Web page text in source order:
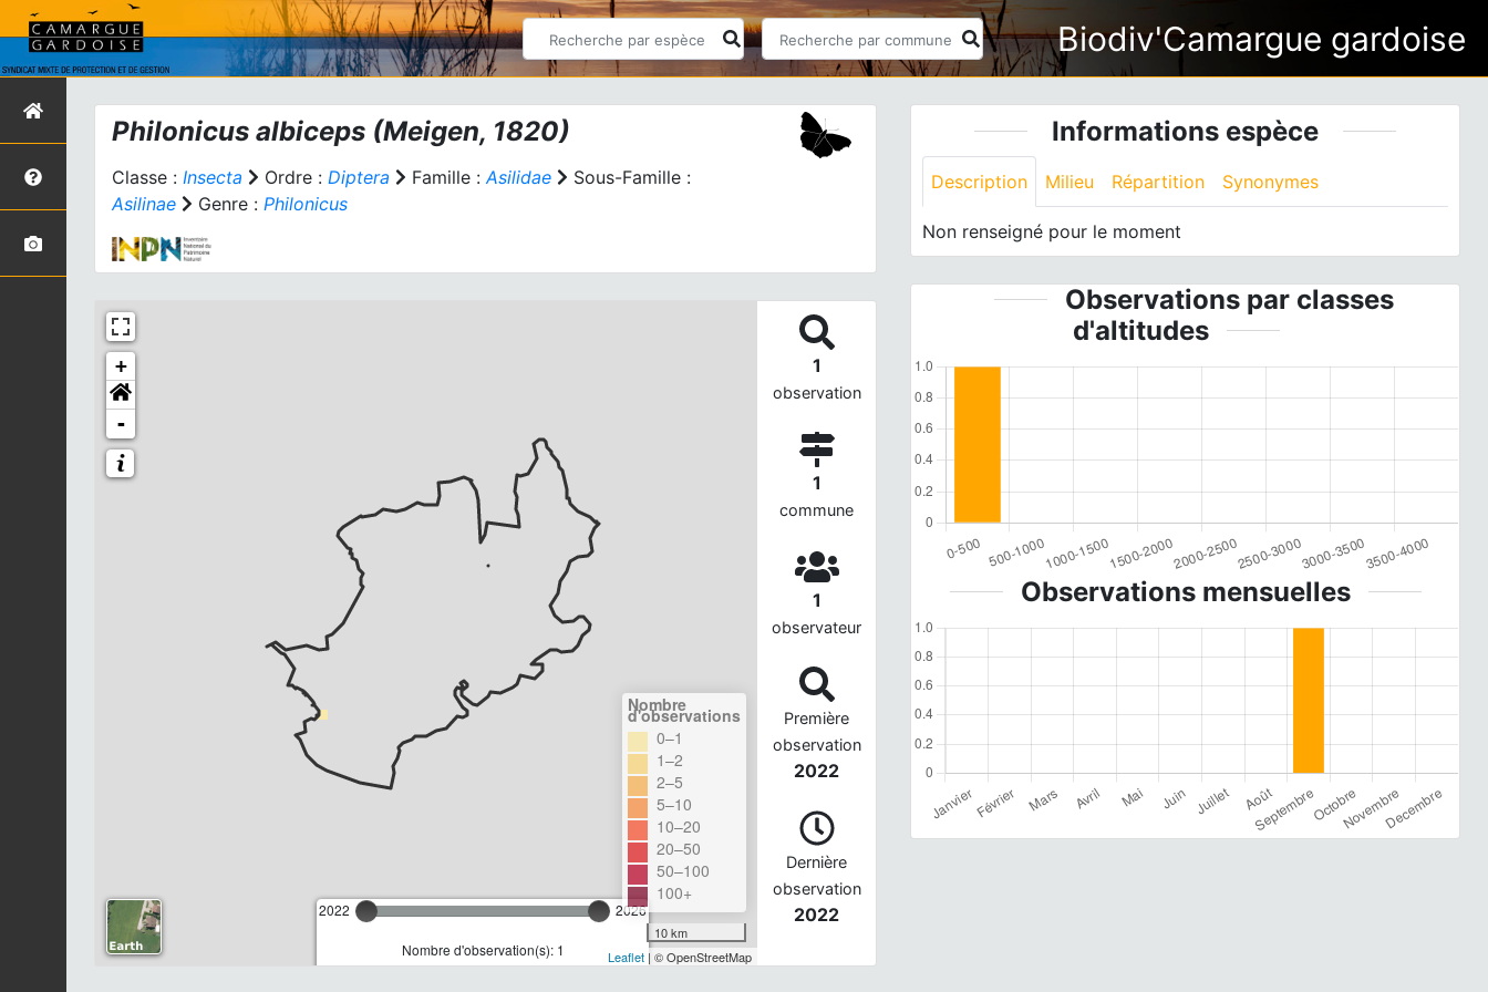
Biodiv'Camargue gardoise
Philonicus albiceps (Meigen, 1820)
Classe : Insecta Ordre : Diptera Famille :Asilidae
Sous-Famille :
Asilinae
Genre : Philonicus
+
-
2022 2026
Nombre d'observation(s): 1
Nombre
d'observations
0–1
1–2
2–5
5–10
10–20
20–50
50–100
100+
10 km
Leaflet| © OpenStreetMap
1
observation
1
commune
1
observateur
Première
observation
2022
Dernière
observation
2022
Informations espèce
Description Milieu Répartition Synonymes
Non renseigné pour le moment
Observations par classes
d'altitudes
Observations mensuelles